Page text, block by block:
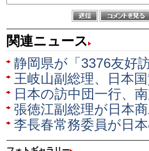
関連ニュース
静岡県が「3376友好
王岐山副総理、日本
日本の訪中団一行、
張徳江副総理が日本
李長春常務委員が日